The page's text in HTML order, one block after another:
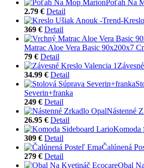
Poťah Na
2.79 € Detail
369 € Detail
Matrac Aloe Vera Basic 90x200x7
79 € Detail
34.99 € Detail
Severin+franka
249 € Detail
Nástenné
26.95 € Detail
Komoda
309 € Detail
Čalúnená
279 € Detail
Obal